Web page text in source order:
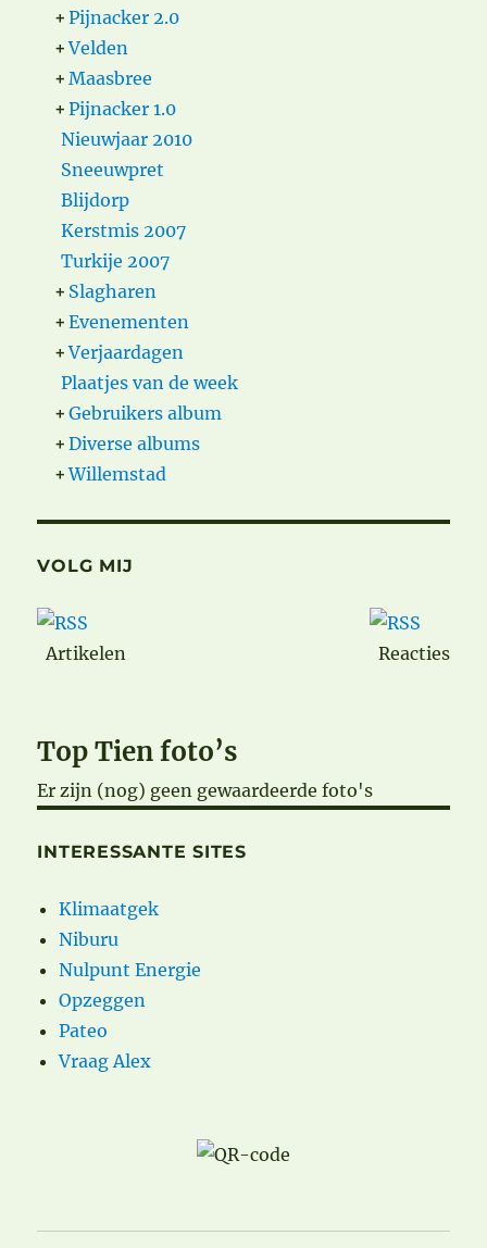
+ Pijnacker 2.0
+ Velden
+ Maasbree
+ Pijnacker 1.0
Nieuwjaar 2010
Sneeuwpret
Blijdorp
Kerstmis 2007
Turkije 2007
+ Slagharen
+ Evenementen
+ Verjaardagen
Plaatjes van de week
+ Gebruikers album
+ Diverse albums
+ Willemstad
VOLG MIJ
Artikelen Reacties
Top Tien foto’s
Er zijn (nog) geen gewaardeerde foto's
INTERESSANTE SITES
Klimaatgek
Niburu
Nulpunt Energie
Opzeggen
Pateo
Vraag Alex